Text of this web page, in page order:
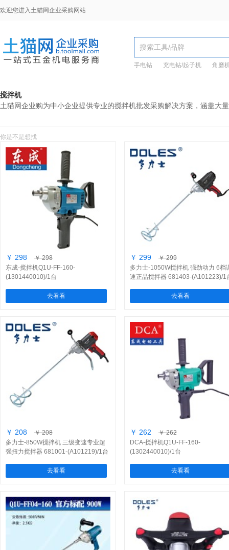
欢迎您进入土猫网企业采购网站
手电钻 充电钻/起子机 角磨
搅拌机
土猫网企业购为中小企业提供专业的搅拌机批发采购解决方案，涵盖大
你是不是想找
￥ 298
￥ 298
东成-搅拌机Q1U-FF-160-
(1301440010)/1台
去看看
￥ 299
￥ 299
多力士-1050W搅拌机 强劲动力 6档
速正品搅拌器 681403-(A101223)/1
去看看
￥ 208
￥ 208
多力士-850W搅拌机 三级变速专业超
强扭力搅拌器 681001-(A101219)/1台
去看看
￥ 262
￥ 262
DCA-搅拌机Q1U-FF-160-
(1302440010)/1台
去看看